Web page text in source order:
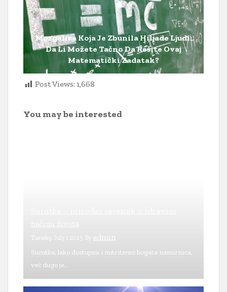
Mozgalica Koja Je Zbunila Hiljade Ljudi:
Da Li Možete Tačno Da Rešite Ovaj
Matematički Zadatak?
Post Views: 1,668
You may be interested
Tuesday, July 1 2025 By admin
Surutka, lako dostupna i nutritivno bogata namirnica,
već dugo je...